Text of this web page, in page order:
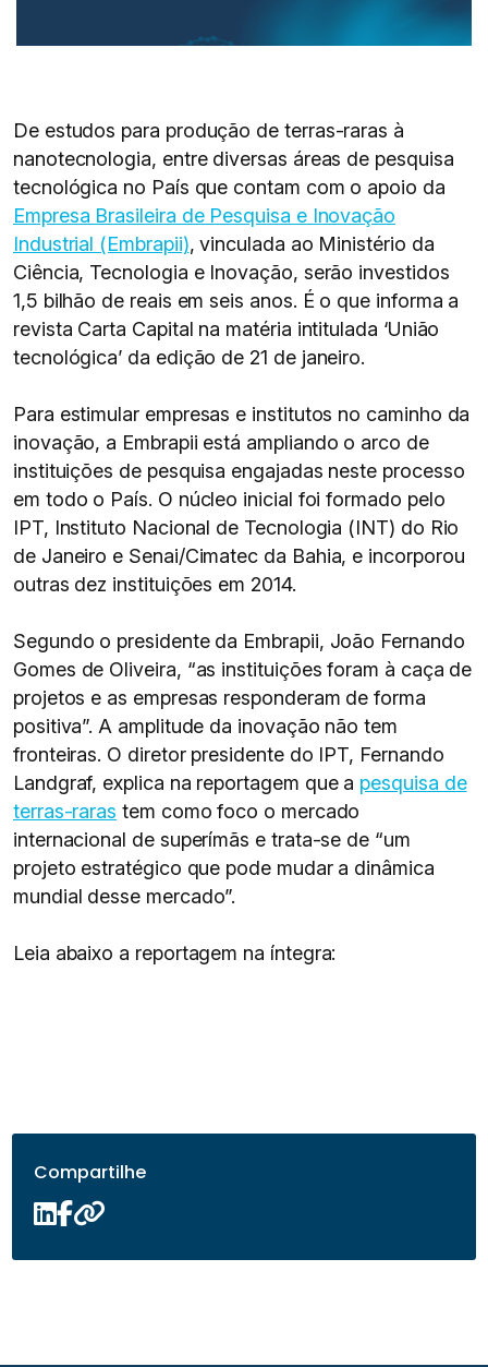
De estudos para produção de terras-raras à
nanotecnologia, entre diversas áreas de pesquisa
tecnológica no País que contam com o apoio da
Empresa Brasileira de Pesquisa e Inovação
Industrial (Embrapii), vinculada ao Ministério da
Ciência, Tecnologia e Inovação, serão investidos
1,5 bilhão de reais em seis anos. É o que informa a
revista Carta Capital na matéria intitulada ‘União
tecnológica’ da edição de 21 de janeiro.
Para estimular empresas e institutos no caminho da
inovação, a Embrapii está ampliando o arco de
instituições de pesquisa engajadas neste processo
em todo o País. O núcleo inicial foi formado pelo
IPT, Instituto Nacional de Tecnologia (INT) do Rio
de Janeiro e Senai/Cimatec da Bahia, e incorporou
outras dez instituições em 2014.
Segundo o presidente da Embrapii, João Fernando
Gomes de Oliveira, “as instituições foram à caça de
projetos e as empresas responderam de forma
positiva”. A amplitude da inovação não tem
fronteiras. O diretor presidente do IPT, Fernando
Landgraf, explica na reportagem que a pesquisa de
terras-raras tem como foco o mercado
internacional de superímãs e trata-se de “um
projeto estratégico que pode mudar a dinâmica
mundial desse mercado”.
Leia abaixo a reportagem na íntegra:
Compartilhe